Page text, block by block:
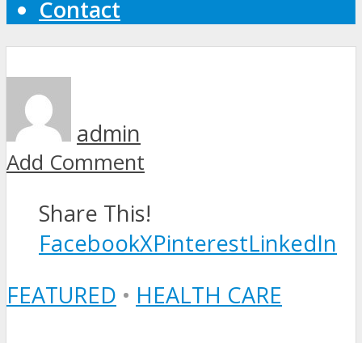
Contact
admin
Add Comment
Share This!
FacebookXPinterestLinkedIn
FEATURED • HEALTH CARE